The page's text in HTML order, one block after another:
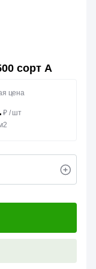
сорт А
цена
₽ / шт